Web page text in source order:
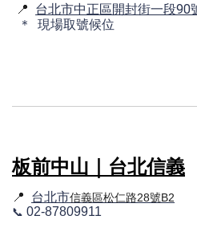
📍 台北市中正區開封街一段90
＊ 現場取號候位
板前中山｜台北信義
📍 台北市信義區松仁路28號B2
📞 02-87809911